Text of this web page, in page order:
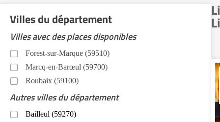
Villes du département
Villes avec des places disponibles
Forest-sur-Marque (59510)
Marcq-en-Barœul (59700)
Roubaix (59100)
Autres villes du département
Bailleul (59270)